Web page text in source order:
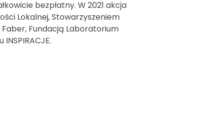
bezpłatny. W 2021 akcja
Lokalnej, Stowarzyszeniem
Fundacją Laboratorium